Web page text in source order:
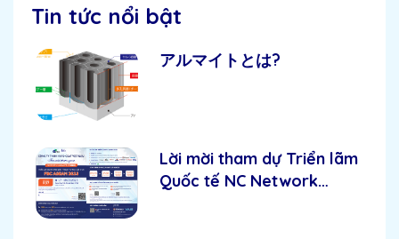
Tin tức nổi bật
アルマイトとは?
Lời mời tham dự Triển lãm
Quốc tế NC Network